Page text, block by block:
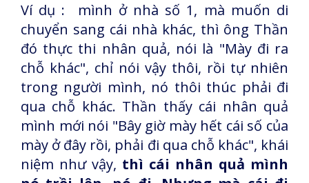
Ví dụ : mình ở nhà số 1, mà muốn di
chuyển sang cái nhà khác, thì ông Thần
đó thực thi nhân quả, nói là "Mày đi ra
chỗ khác", chỉ nói vậy thôi, rồi tự nhiên
trong người mình, nó thôi thúc phải đi
qua chỗ khác. Thần thấy cái nhân quả
mình mới nói "Bây giờ mày hết cái số của
mày ở đây rồi, phải đi qua chỗ khác", khái
niệm như vậy, thì cái nhân quả mình